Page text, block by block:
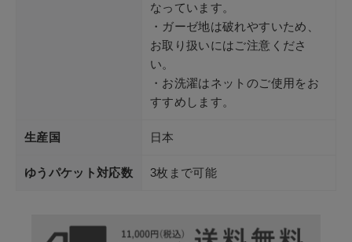
なっています。
・ガーゼ地は破れやすいため、
お取り扱いにはご注意くださ
い。
・お洗濯はネットのご使用をお
すすめします。
生産国 日本
ゆうパケット対応数 3枚まで可能